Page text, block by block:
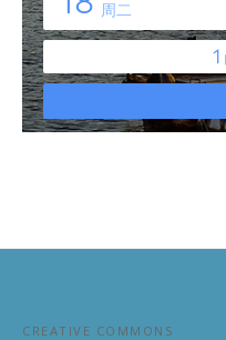
CREATIVE COMMONS